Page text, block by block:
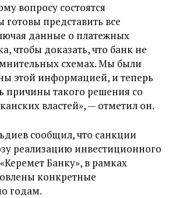
вопросу состоятся
представить все
данные о платежных
чтобы доказать, что банк не
схемах. Мы были
этой информацией, и теперь
причины такого решения со
властей», — отметил он.
сообщил, что санкции
реализацию инвестиционного
Банку», в рамках
конкретные
годам.